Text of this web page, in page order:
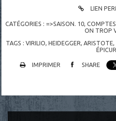
LIEN
CATÉGORIES : =>SAISON. 10,
ON TROP
TAGS : VIRILIO, HEIDEGGER, ARISTOTE,
IMPRIMER SHARE